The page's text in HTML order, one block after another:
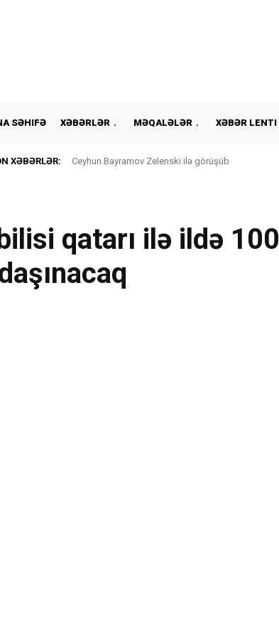
SƏHIFƏ XƏBƏRLƏR MƏQALƏLƏR XƏBƏR LENTI
XƏBƏRLƏR: Ceyhun Bayramov Zelenski ilə görüşüb
qatarı ilə ildə 100